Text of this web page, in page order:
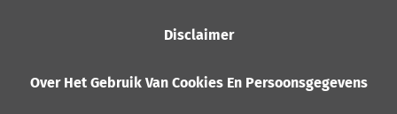
Disclaimer
Over Het Gebruik Van Cookies En Persoonsgegevens